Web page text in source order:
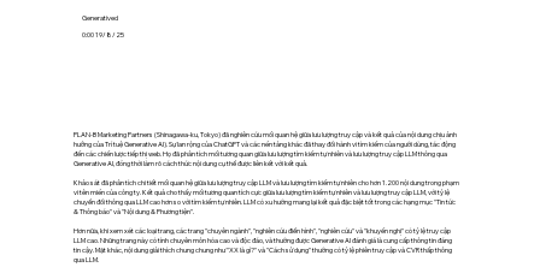
Generatived
0:00 19/8/25
PLAN-B Marketing Partners (Shinagawa-ku, Tokyo) đã nghiên cứu mối quan hệ giữa lưu lượng truy cập và kết quả của nội dung chịu ảnh
hưởng của Trí tuệ Generative AI). Sự lan rộng của ChatGPT và các nền tảng khác đã thay đổi hành vi tìm kiếm của người dùng, tác động
đến các chiến lược tiếp thị web. Họ đã phân tích mối tương quan giữa lưu lượng tìm kiếm tự nhiên và lưu lượng truy cập LLM thông qua
Generative AI, đồng thời làm rõ cách thức nội dung cụ thể được liên kết với kết quả.
Khảo sát đã phân tích chi tiết mối quan hệ giữa lưu lượng truy cập LLM và lưu lượng tìm kiếm tự nhiên cho hơn 1.200 nội dung trong phạm
vi tên miền của công ty. Kết quả cho thấy mối tương quan tích cực giữa lưu lượng tìm kiếm tự nhiên và lưu lượng truy cập LLM, với tỷ lệ
chuyển đổi thông qua LLM cao hơn so với tìm kiếm tự nhiên. LLM có xu hướng mang lại kết quả đặc biệt tốt trong các hạng mục "Tin tức
& Thông báo" và "Nội dung & Phương tiện".
Hơn nữa, khi xem xét các loại trang, các trang "chuyên ngành", "nghiên cứu điển hình", "nghiên cứu" và "khuyến nghị" có tỷ lệ truy cập
LLM cao. Những trang này có tính chuyên môn hóa cao và độc đáo, và thường được Generative AI đánh giá là cung cấp thông tin đáng
tin cậy. Mặt khác, nội dung giải thích chung chung như "XX là gì?" và "Cách sử dụng" thường có tỷ lệ phiên truy cập và CVR thấp thông
qua LLM.